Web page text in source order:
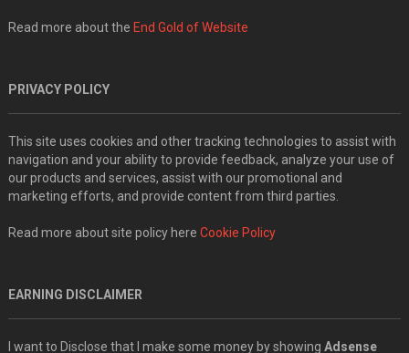
Read more about the End Gold of Website
PRIVACY POLICY
This site uses cookies and other tracking technologies to assist with
navigation and your ability to provide feedback, analyze your use of
our products and services, assist with our promotional and
marketing efforts, and provide content from third parties.
Read more about site policy here Cookie Policy
EARNING DISCLAIMER
I want to Disclose that I make some money by showing Adsense